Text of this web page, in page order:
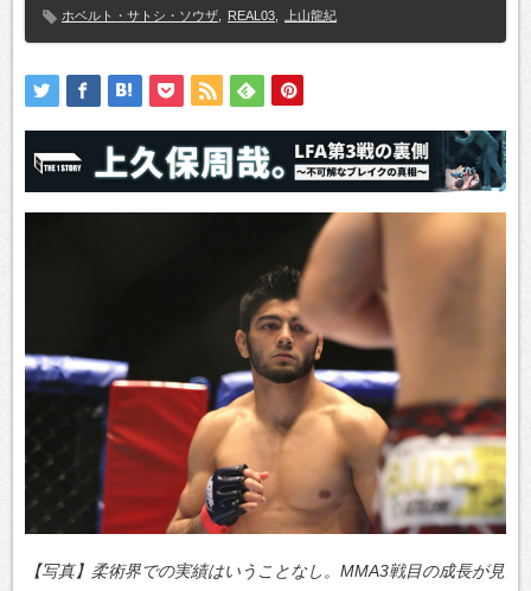
ホベルト・サトシ・ソウザ
REAL03 上山龍紀
【写真】柔術界での実績はいうことなし。MMA3戦目の成長が見